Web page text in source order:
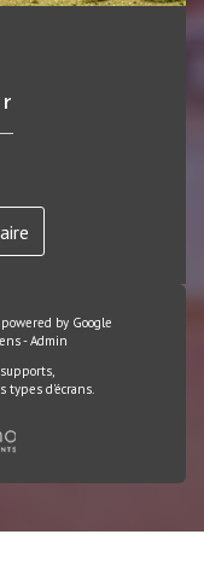
by Google
-Admin
types d'écrans.